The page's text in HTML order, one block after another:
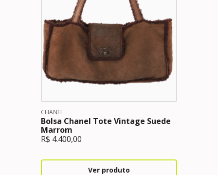
CHANEL
Bolsa Chanel Tote Vintage Suede
Marrom
R$ 4.400,00
Ver produto